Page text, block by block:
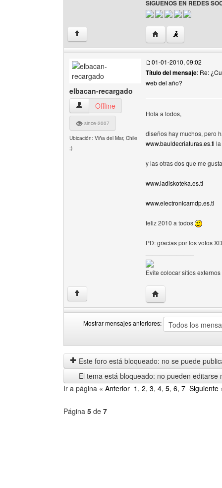
SIGUENOS EN REDES
↑ Visitar sitio web del
elbacan-recargado
elbacan-recargado Ver perfil del usuario
Offline
since-2007
Ubicación: Viña del Mar, Chile
;)
01-01-2010, 09:02
Título del mensaje: Re:
web del año?
Hola a todos,
diseños hay muchos, pero
www.bauldecriaturas.es.tl
y las otras dos que me
www.ladiskoteka.es.tl
www.electronicamdp.es.tl
feliz 2010 a todos
PD: gracias por los votos XD
Evite colocar sitios
↑ Visitar sitio web del
Mostrar mensajes anteriores:
mensajes
anteriores
by
Este foro está bloqueado: no se puede
El tema está bloqueado: no pueden editarse
Ir a página « Anterior 1 , 2, 3, 4, 5, 6, 7 Siguiente
Página 5 de 7